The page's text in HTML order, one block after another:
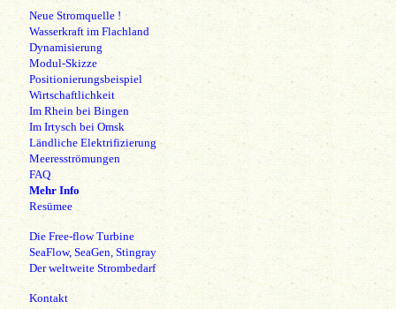
Neue Stromquelle !
Wasserkraft im Flachland
Dynamisierung
Modul-Skizze
Positionierungsbeispiel
Wirtschaftlichkeit
Im Rhein bei Bingen
Im Irtysch bei Omsk
Ländliche Elektrifizierung
Meeresströmungen
FAQ
Mehr Info
Resümee
Die Free-flow Turbine
SeaFlow, SeaGen, Stingray
Der weltweite Strombedarf
Kontakt